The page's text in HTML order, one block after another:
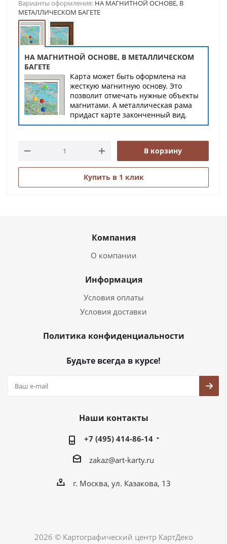
Варианты оформления: НА МАГНИТНОЙ ОСНОВЕ, В
МЕТАЛЛИЧЕСКОМ БАГЕТЕ
НА МАГНИТНОЙ ОСНОВЕ, В МЕТАЛЛИЧЕСКОМ
БАГЕТЕ
Карта может быть оформлена на
жесткую магнитную основу. Это
позволит отмечать нужные объекты
магнитами. А металлическая рама
придаст карте законченный вид.
В корзину
Купить в 1 клик
Компания
О компании
Информация
Условия оплаты
Условия доставки
Политика конфиденциальности
Будьте всегда в курсе!
Наши контакты
+7 (495) 414-86-14
zakaz@art-karty.ru
г. Москва, ул. Казакова, 13
2026 © Картографический центр КартДеко